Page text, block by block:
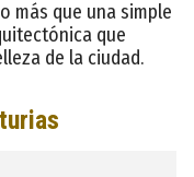
más que una simple
que
de la ciudad.